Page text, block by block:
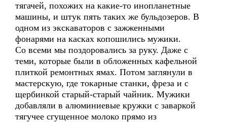
тягачей, похожих на какие-то инопланетные
машины, и штук пять таких же бульдозеров. В
одном из экскаваторов с зажженными
фонарями на касках копошились мужики.
Со всеми мы поздоровались за руку. Даже с
теми, которые были в обложенных кафельной
плиткой ремонтных ямах. Потом заглянули в
мастерскую, где токарные станки, фреза и с
щербинкой старый-старый чайник. Мужики
добавляли в алюминиевые кружки с заваркой
тягучее сгущенное молоко прямо из